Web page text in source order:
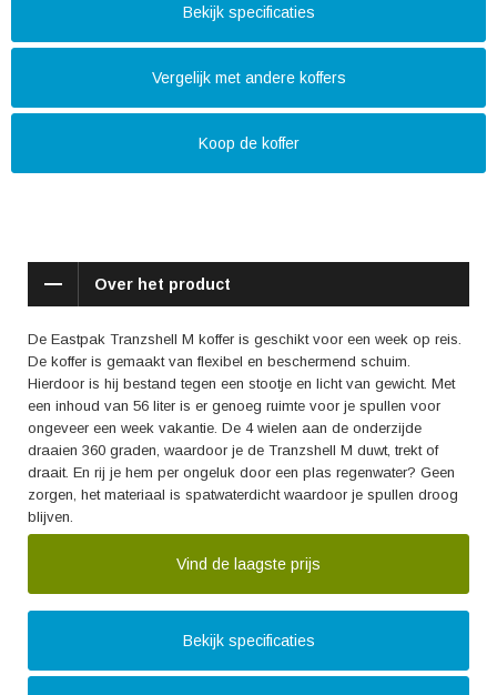
Bekijk specificaties
Vergelijk met andere koffers
Koop de koffer
Over het product
De Eastpak Tranzshell M koffer is geschikt voor een week op reis.
De koffer is gemaakt van flexibel en beschermend schuim.
Hierdoor is hij bestand tegen een stootje en licht van gewicht. Met
een inhoud van 56 liter is er genoeg ruimte voor je spullen voor
ongeveer een week vakantie. De 4 wielen aan de onderzijde
draaien 360 graden, waardoor je de Tranzshell M duwt, trekt of
draait. En rij je hem per ongeluk door een plas regenwater? Geen
zorgen, het materiaal is spatwaterdicht waardoor je spullen droog
blijven.
Vind de laagste prijs
Bekijk specificaties